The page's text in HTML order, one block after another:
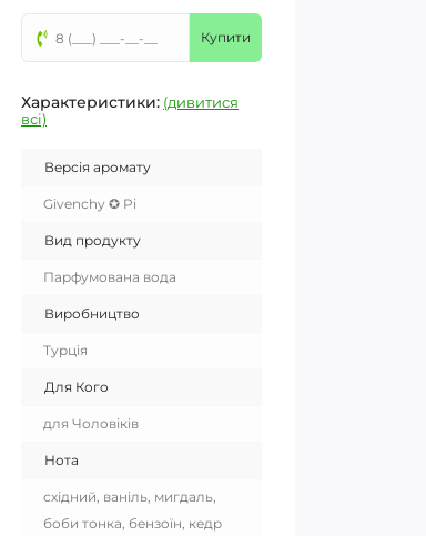
Купити
Характеристики: (дивитися
всі)
Версія аромату
Givenchy ✪ Pi
Вид продукту
Парфумована вода
Виробництво
Турція
Для Кого
для Чоловіків
Нота
східний, ваніль, мигдаль,
боби тонка, бензоїн, кедр